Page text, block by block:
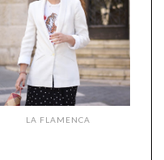
LA FLAMENCA